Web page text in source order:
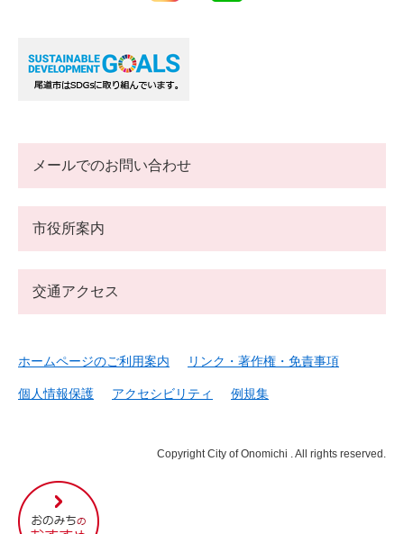
尾
道
市
メールでのお問い合わせ
市役所案内
交通アクセス
ホームページのご利用案内 リンク・著作権・免責事項
個人情報保護 アクセシビリティ 例規集
Copyright City of Onomichi . All rights reserved.